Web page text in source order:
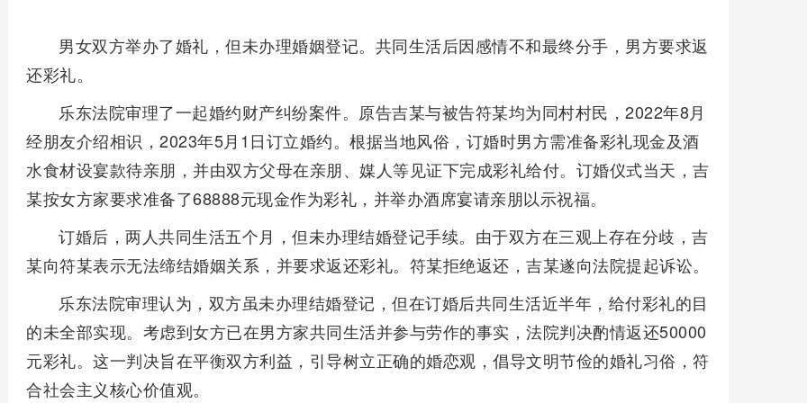
男女双方举办了婚礼，但未办理婚姻登记。共同生活后因感情不和最终分手，男方要求返
还彩礼。
乐东法院审理了一起婚约财产纠纷案件。原告吉某与被告符某均为同村村民，2022年8月
经朋友介绍相识，2023年5月1日订立婚约。根据当地风俗，订婚时男方需准备彩礼现金及酒
水食材设宴款待亲朋，并由双方父母在亲朋、媒人等见证下完成彩礼给付。订婚仪式当天，吉
某按女方家要求准备了68888元现金作为彩礼，并举办酒席宴请亲朋以示祝福。
订婚后，两人共同生活五个月，但未办理结婚登记手续。由于双方在三观上存在分歧，吉
某向符某表示无法缔结婚姻关系，并要求返还彩礼。符某拒绝返还，吉某遂向法院提起诉讼。
乐东法院审理认为，双方虽未办理结婚登记，但在订婚后共同生活近半年，给付彩礼的目
的未全部实现。考虑到女方已在男方家共同生活并参与劳作的事实，法院判决酌情返还50000
元彩礼。这一判决旨在平衡双方利益，引导树立正确的婚恋观，倡导文明节俭的婚礼习俗，符
合社会主义核心价值观。